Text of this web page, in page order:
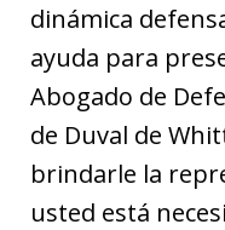
dinámica
ayuda para
Abogado de
de Duval de
brindarle la
usted está